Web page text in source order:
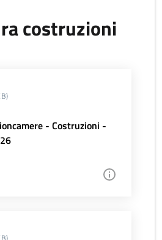
costruzioni
- Costruzioni -